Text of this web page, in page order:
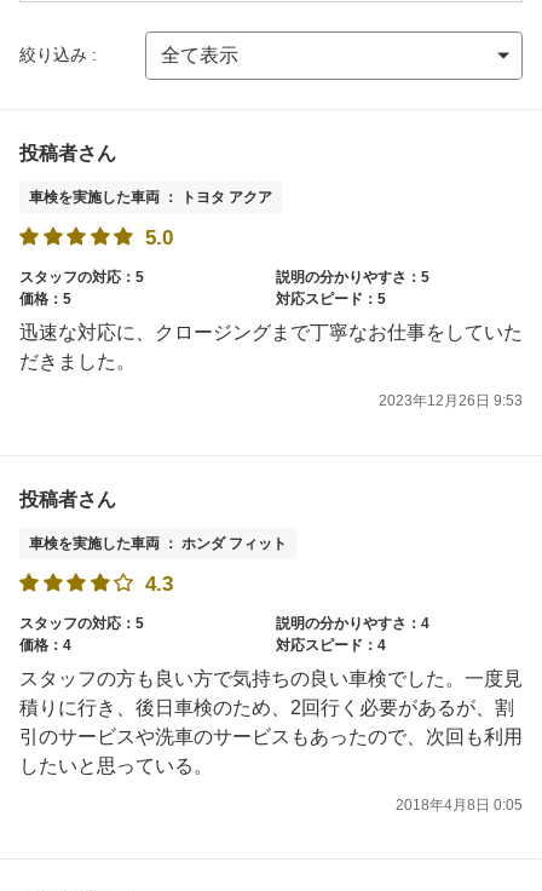
絞り込み :
投稿者さん
車検を実施した車両 ： トヨタ アクア
5.0
スタッフの対応：5
説明の分かりやすさ：5
価格：5
対応スピード：5
迅速な対応に、クロージングまで丁寧なお仕事をしていた
だきました。
2023年12月26日 9:53
投稿者さん
車検を実施した車両 ： ホンダ フィット
4.3
スタッフの対応：5
説明の分かりやすさ：4
価格：4
対応スピード：4
スタッフの方も良い方で気持ちの良い車検でした。一度見
積りに行き、後日車検のため、2回行く必要があるが、割
引のサービスや洗車のサービスもあったので、次回も利用
したいと思っている。
2018年4月8日 0:05